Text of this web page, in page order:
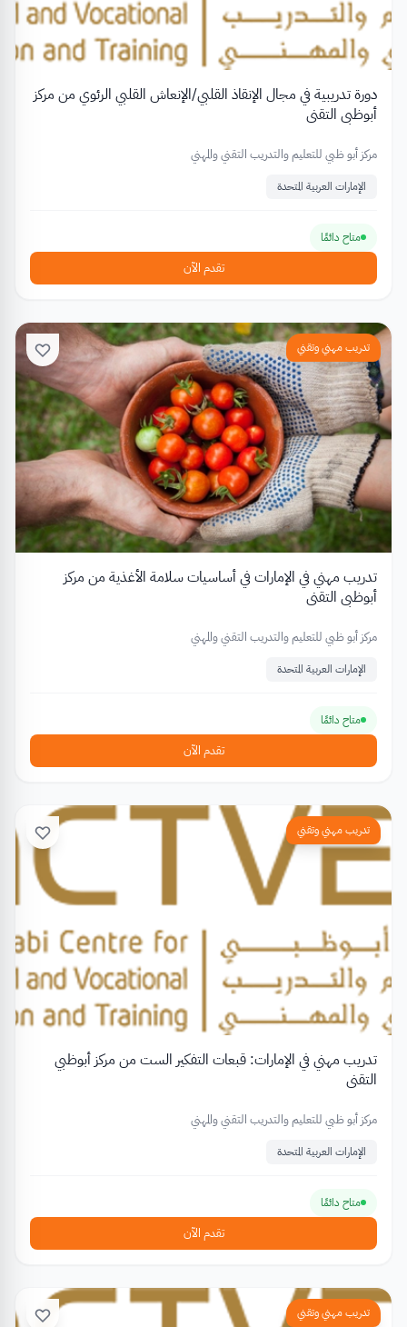
دورة تدريبية في مجال الإنقاذ القلبي/الإنعاش القلبي الرئوي من مركز
أبوظبي التقني
مركز أبو ظبي للتعليم والتدريب التقني والمهني
الإمارات العربية المتحدة
متاح دائمًا
تقدم الآن
تدريب مهني وتقني
تدريب مهني في الإمارات في أساسيات سلامة الأغذية من مركز
أبوظبي التقني
مركز أبو ظبي للتعليم والتدريب التقني والمهني
الإمارات العربية المتحدة
متاح دائمًا
تقدم الآن
تدريب مهني وتقني
تدريب مهني في الإمارات: قبعات التفكير الست من مركز أبوظبي
التقني
مركز أبو ظبي للتعليم والتدريب التقني والمهني
الإمارات العربية المتحدة
متاح دائمًا
تقدم الآن
تدريب مهني وتقني